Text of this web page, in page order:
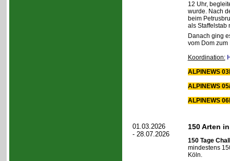
12 Uhr,
wurde. Nach
beim
als Staffelstab
Danach ging
vom Dom zum
Koordination:
ALPINEWS
ALPINEWS
ALPINEWS
01.03.2026
- 28.07.2026
150 Arten
150 Tage
mindestens
Köln.